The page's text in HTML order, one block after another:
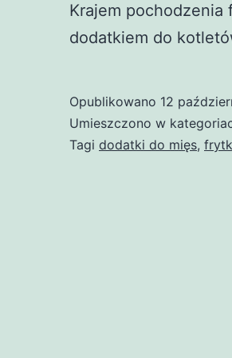
Krajem pochodzenia
dodatkiem do
Opublikowano 12
Umieszczono w
Tagi dodatki do mięs,